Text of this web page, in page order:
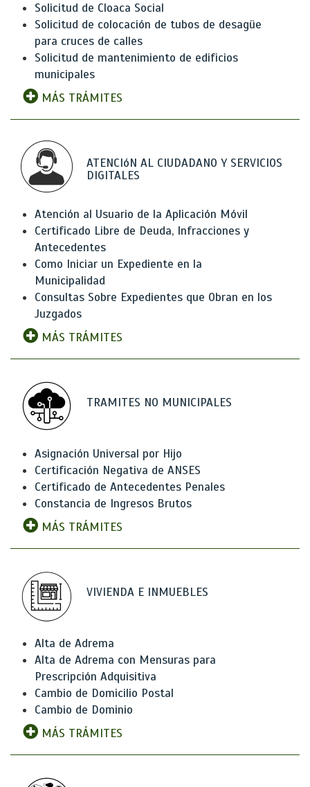
Solicitud de Cloaca Social
Solicitud de colocación de tubos de desagüe
para cruces de calles
Solicitud de mantenimiento de edificios
municipales
MÁS TRÁMITES
ATENCIóN AL CIUDADANO Y SERVICIOS
DIGITALES
Atención al Usuario de la Aplicación Móvil
Certificado Libre de Deuda, Infracciones y
Antecedentes
Como Iniciar un Expediente en la
Municipalidad
Consultas Sobre Expedientes que Obran en los
Juzgados
MÁS TRÁMITES
TRAMITES NO MUNICIPALES
Asignación Universal por Hijo
Certificación Negativa de ANSES
Certificado de Antecedentes Penales
Constancia de Ingresos Brutos
MÁS TRÁMITES
VIVIENDA E INMUEBLES
Alta de Adrema
Alta de Adrema con Mensuras para
Prescripción Adquisitiva
Cambio de Domicilio Postal
Cambio de Dominio
MÁS TRÁMITES